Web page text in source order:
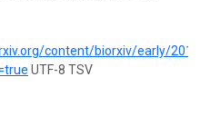
content/biorxiv/early/
UTF-8 TSV